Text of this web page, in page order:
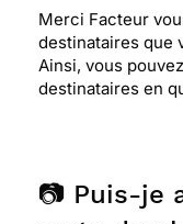
Merci Facteur
destinataires que
Ainsi, vous
destinataires en
📷 Puis-je